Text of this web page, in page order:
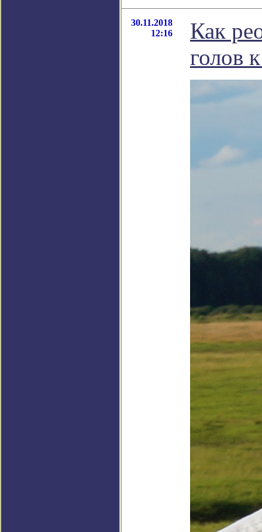
30.11.2018
12:16
Как
голов